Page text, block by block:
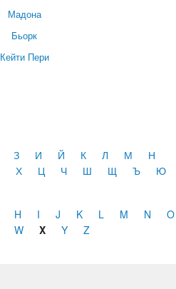
Мадона
Бьорк
Кейти Пери
З И Й К Л М
Н
Х Ц Ч Ш Щ Ъ
Ю
H I J K L M N
O
W X Y Z